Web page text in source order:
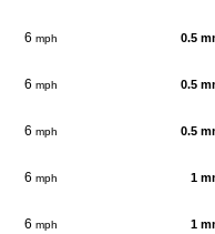
6 mph 0.5
6 mph 0.5
6 mph 0.5
6 mph 1
6 mph 1